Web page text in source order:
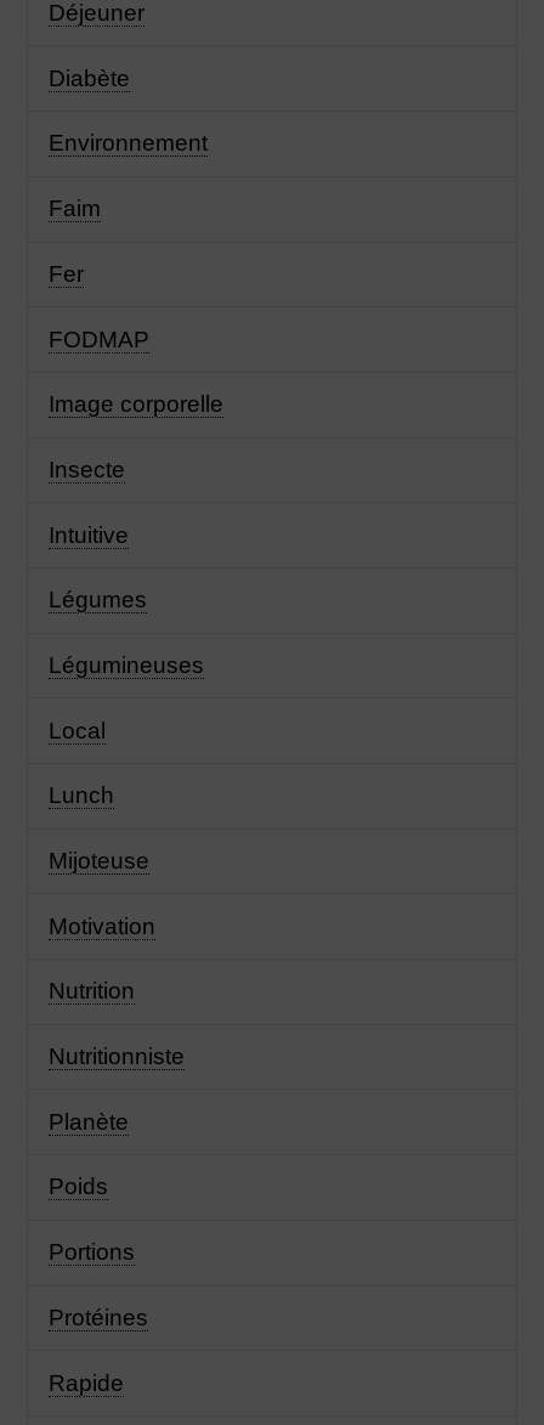
Déjeuner
Diabète
Environnement
Faim
Fer
FODMAP
Image corporelle
Insecte
Intuitive
Légumes
Légumineuses
Local
Lunch
Mijoteuse
Motivation
Nutrition
Nutritionniste
Planète
Poids
Portions
Protéines
Rapide